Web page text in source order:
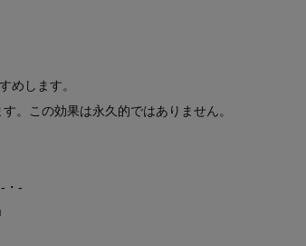
めします。
。この効果は永久的ではありません。
・-